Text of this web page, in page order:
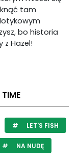
tam
bo historia
z Hazel!
LET'S FISH
NA NUDĘ